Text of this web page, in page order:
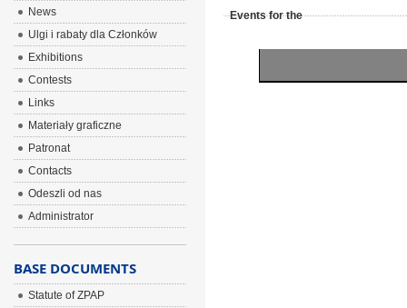
Events for the
News
Ulgi i rabaty dla Członków
Exhibitions
Contests
Links
Materiały graficzne
Patronat
Contacts
Odeszli od nas
Administrator
BASE DOCUMENTS
Statute of ZPAP